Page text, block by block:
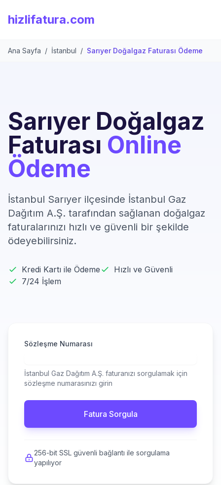
hizlifatura.com
Ana Sayfa / İstanbul / Sarıyer Doğalgaz Faturası Ödeme
Sarıyer Doğalgaz
Faturası Online
Ödeme
İstanbul Sarıyer ilçesinde İstanbul Gaz
Dağıtım A.Ş. tarafından sağlanan doğalgaz
faturalarınızı hızlı ve güvenli bir şekilde
ödeyebilirsiniz.
Kredi Kartı ile Ödeme
Hızlı ve Güvenli
7/24 İşlem
Sözleşme Numarası
İstanbul Gaz Dağıtım A.Ş. faturanızı sorgulamak için
sözleşme numarasınızı girin
Fatura Sorgula
256-bit SSL güvenli bağlantı ile sorgulama
yapılıyor